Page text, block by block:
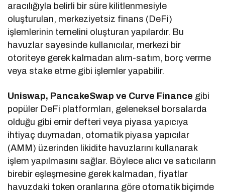
aracılığıyla belirli bir süre kilitlenmesiyle
oluşturulan, merkeziyetsiz finans (DeFi)
işlemlerinin temelini oluşturan yapılardır. Bu
havuzlar sayesinde kullanıcılar, merkezi bir
otoriteye gerek kalmadan alım-satım, borç verme
veya stake etme gibi işlemler yapabilir.
Uniswap, PancakeSwap ve Curve Finance gibi
popüler DeFi platformları, geleneksel borsalarda
olduğu gibi emir defteri veya piyasa yapıcıya
ihtiyaç duymadan, otomatik piyasa yapıcılar
(AMM) üzerinden likidite havuzlarını kullanarak
işlem yapılmasını sağlar. Böylece alıcı ve satıcıların
birebir eşleşmesine gerek kalmadan, fiyatlar
havuzdaki token oranlarına göre otomatik biçimde